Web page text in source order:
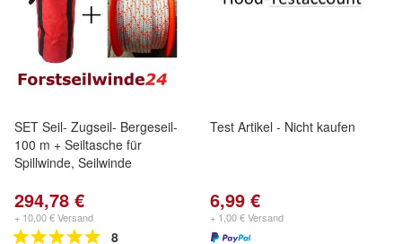
SET Seil- Zugseil- Bergeseil-
100 m + Seiltasche für
Spillwinde, Seilwinde
294,78 €
+ 10,00 € Versand
8
Test Artikel - Nicht kaufen
6,99 €
+ 1,00 € Versand